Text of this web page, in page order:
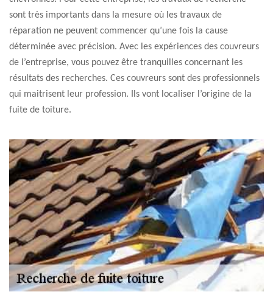
sont très importants dans la mesure où les travaux de
réparation ne peuvent commencer qu’une fois la cause
déterminée avec précision. Avec les expériences des couvreurs
de l’entreprise, vous pouvez être tranquilles concernant les
résultats des recherches. Ces couvreurs sont des professionnels
qui maitrisent leur profession. Ils vont localiser l’origine de la
fuite de toiture.